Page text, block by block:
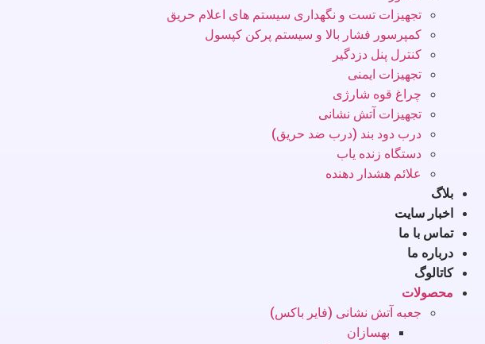
تجهیزات تست و نگهداری سیستم های اعلام حریق
کمپرسور فشار بالا و سیستم پرکن کپسول
کنترل پنل دزدگیر
تجهیزات ایمنی
چراغ قوه شارژی
تجهیزات آتش نشانی
درب دود بند (درب ضد حریق)
دستگاه زنده یاب
علائم هشدار دهنده
بلاگ
اخبار سایت
تماس با ما
درباره ما
کاتالوگ
محصولات
جعبه آتش نشانی (فایر باکس)
بهسازان